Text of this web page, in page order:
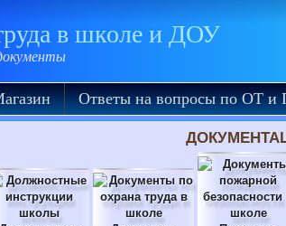
в школе и ДОУ
Ответы на вопросы по ОТ и